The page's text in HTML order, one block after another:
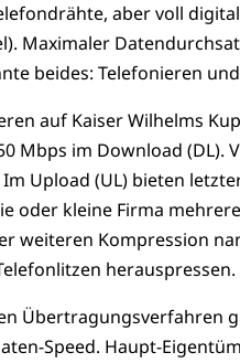
aber voll
Maximaler
beides: Telefonieren
auf Kaiser Wilhelms
Mbps im Download (DL).
Upload (UL) bieten
oder kleine Firma
weiteren Kompression
herauspressen.
Übertragungsverfahren
Speed. Haupt-